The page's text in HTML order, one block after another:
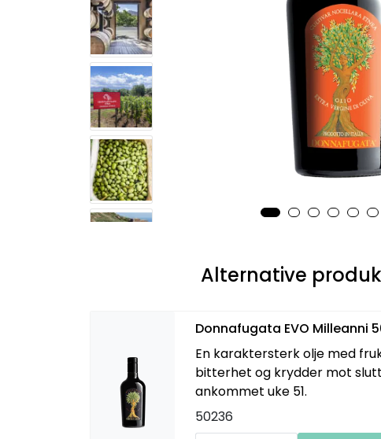
Alternative
Donnafugata EVO Milleanni
En karaktersterk olje med
bitterhet og krydder mot
ankommet uke 51.
50236